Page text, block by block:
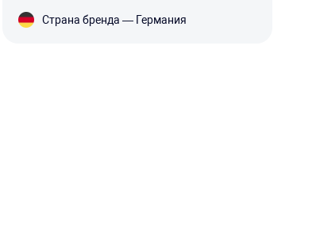
Страна бренда — Германия